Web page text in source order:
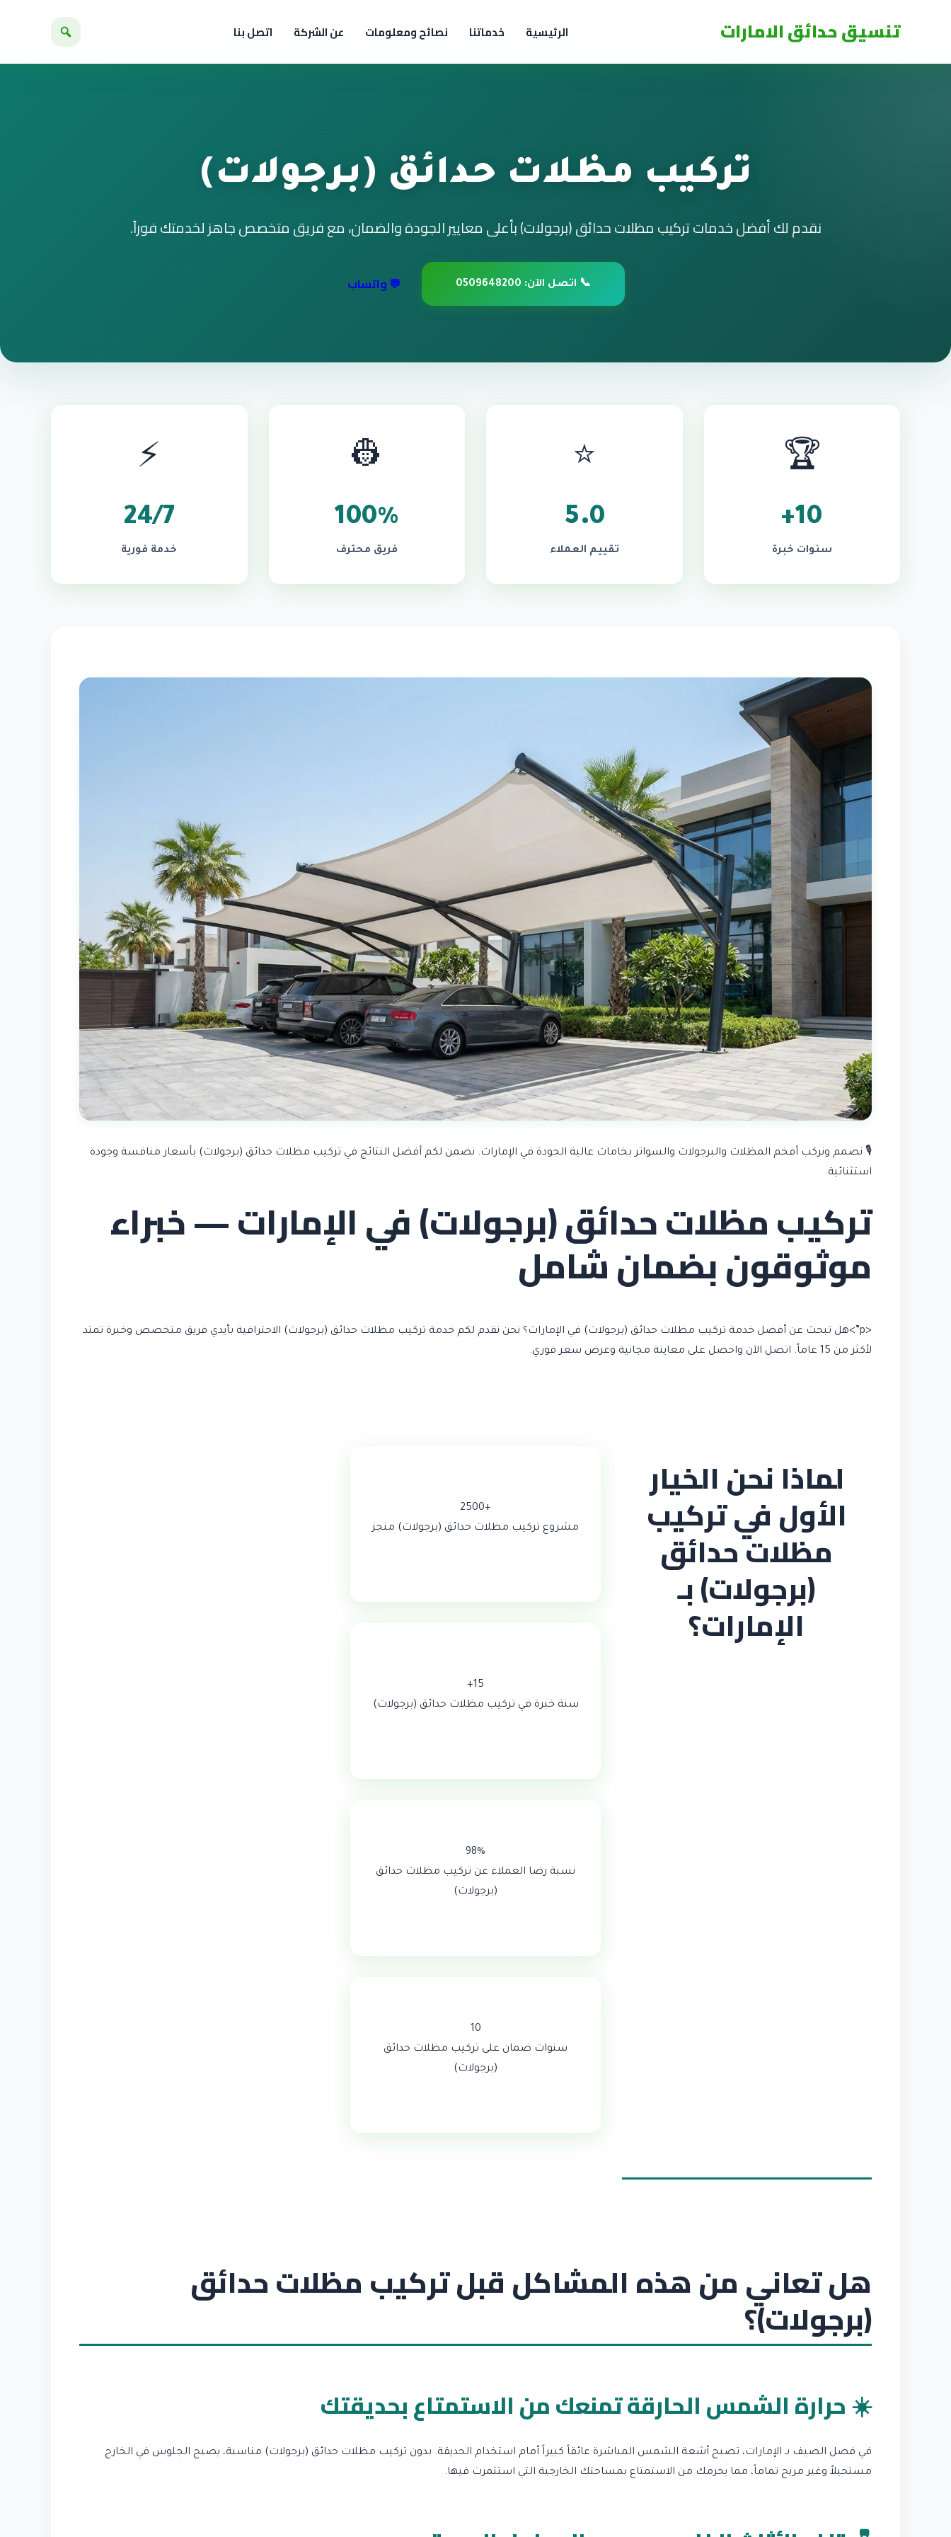
تنسيق حدائق الامارات الرئيسية خدماتنا نصائح ومعلومات عن الشركة اتصل بنا
تركيب مظلات حدائق (برجولات)
نقدم لك أفضل خدمات تركيب مظلات حدائق (برجولات) بأعلى معايير الجودة والضمان، مع فريق متخصص جاهز لخدمتك فوراً.
📞 اتصل الآن: 0509648200 💬 واتساب
🏆
10+
سنوات خبرة
⭐
5.0
تقييم العملاء
👷
100%
فريق محترف
⚡
24/7
خدمة فورية
🎙️ نصمم ونركب أفخم المظلات والبرجولات والسواتر بخامات عالية الجودة في الإمارات. نضمن لكم أفضل النتائج في تركيب مظلات حدائق (برجولات) بأسعار منافسة وجودة
استثنائية.
تركيب مظلات حدائق (برجولات) في الإمارات — خبراء
موثوقون بضمان شامل
<p”>هل تبحث عن أفضل خدمة تركيب مظلات حدائق (برجولات) في الإمارات؟ نحن نقدم لكم خدمة تركيب مظلات حدائق (برجولات) الاحترافية بأيدي فريق متخصص وخبرة تمتد
لأكثر من 15 عاماً. اتصل الآن واحصل على معاينة مجانية وعرض سعر فوري.
لماذا نحن الخيار
الأول في تركيب
مظلات حدائق
(برجولات) بـ
الإمارات؟
+2500
مشروع تركيب مظلات حدائق (برجولات) منجز
15+
سنة خبرة في تركيب مظلات حدائق (برجولات)
98%
نسبة رضا العملاء عن تركيب مظلات حدائق
(برجولات)
10
سنوات ضمان على تركيب مظلات حدائق
(برجولات)
هل تعاني من هذه المشاكل قبل تركيب مظلات حدائق
(برجولات)؟
☀️ حرارة الشمس الحارقة تمنعك من الاستمتاع بحديقتك
في فصل الصيف بـ الإمارات، تصبح أشعة الشمس المباشرة عائقاً كبيراً أمام استخدام الحديقة. بدون تركيب مظلات حدائق (برجولات) مناسبة، يصبح الجلوس في الخارج
مستحيلاً وغير مريح تماماً، مما يحرمك من الاستمتاع بمساحتك الخارجية التي استثمرت فيها.